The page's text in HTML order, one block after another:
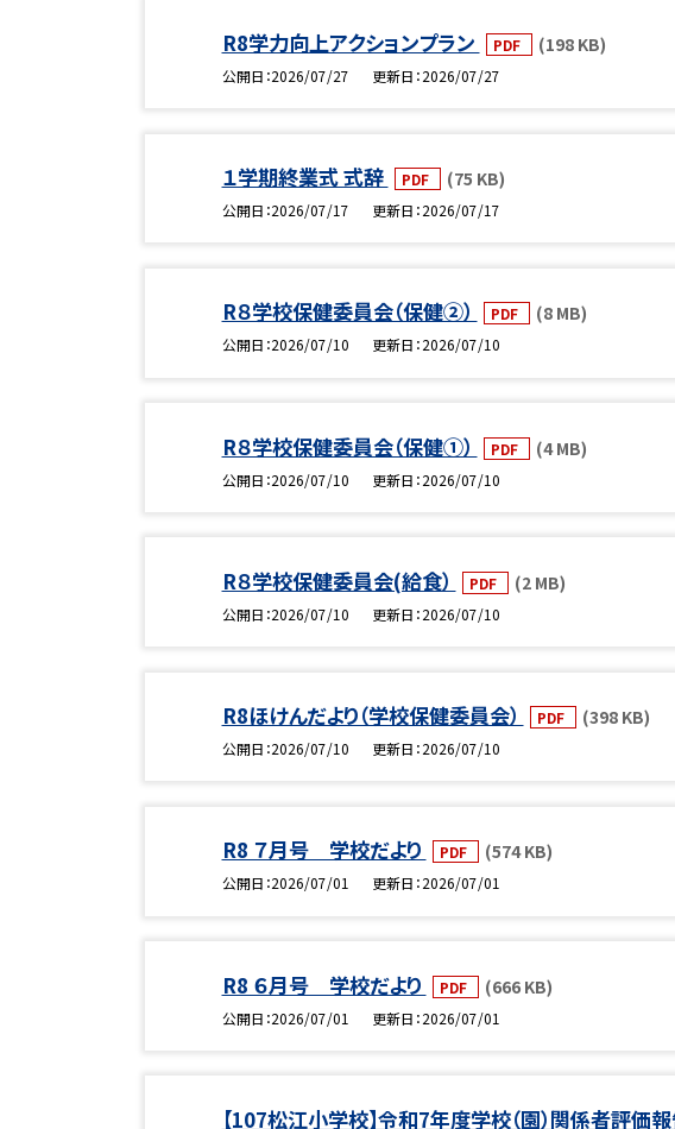
R8学力向上アクションプラン PDF (198 KB)
公開日 2026/07/27 更新日 2026/07/27
１学期終業式 式辞 PDF (75 KB)
公開日 2026/07/17 更新日 2026/07/17
R８学校保健委員会（保健②） PDF (8 MB)
公開日 2026/07/10 更新日 2026/07/10
R８学校保健委員会（保健①） PDF (4 MB)
公開日 2026/07/10 更新日 2026/07/10
R８学校保健委員会(給食） PDF (2 MB)
公開日 2026/07/10 更新日 2026/07/10
R8ほけんだより（学校保健委員会） PDF (398 KB)
公開日 2026/07/10 更新日 2026/07/10
R8 ７月号 学校だより PDF (574 KB)
公開日 2026/07/01 更新日 2026/07/01
R8 ６月号 学校だより PDF (666 KB)
公開日 2026/07/01 更新日 2026/07/01
【107松江小学校】令和7年度学校（園）関係者評価